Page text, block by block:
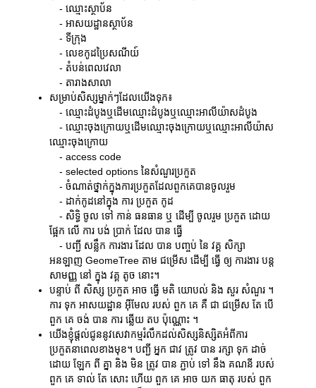
- ឈ្មោះស្ថាប័ន
- អាសយដ្ឋានស្ថាប័ន
- ទីក្រុង
- លេខកូដប្រៃសណីយ៍
- តំបន់ពេលវេលា
- តារាងសាលា
សម្រាប់សិស្សម្នាក់ៗដែលយើងទុក៖
- ឈ្មោះដំបូងឬដើមឈ្មោះដំបូងឬឈ្មោះអាលីយ៉ាសដំបូង
- ឈ្មោះចុងក្រោយឬដើមឈ្មោះចុងក្រោយឬឈ្មោះអាលីយ៉ាស
ឈ្មោះចុងក្រោយ
- access code
- selected options នៃសំណួរប្រកួត
- ចំណាត់ថ្នាក់ក្នុងការប្រកួតដែលពួកគេបានចូលរួម
- ដាក់កូដនៅក្នុង ការ ប្រកួត កូដ
- សិទ្ធិ ចូល ទៅ កាន់ ធនធាន ឬ ដើម្បី ចូលរួម ប្រកួត ដោយ
ផ្អែក លើ ការ បង់ ប្រាក់ ដែល បាន ធ្វើ
- បញ្ជី សន្លឹក ការងារ ដែល បាន បញ្ចប់ នៃ វគ្គ សិក្សា
អនឡាញ GeomeTree តាម ជម្រើស ដើម្បី ធ្វើ ឲ្យ ការងារ បន្ត
សាមញ្ញ នៅ ក្នុង វគ្គ តូច នោះ។
បន្ទាប់ ពី សិស្ស ប្រកួត អាច ធ្វើ មតិ យោបល់ និង សួរ សំណួរ ។
ការ ទុក អាសយដ្ឋាន អ៊ីមែល របស់ ពួក គេ គឺ ជា ជម្រើស តែ បើ
ពួក គេ ចង់ បាន ការ ឆ្លើយ តប ប៉ុណ្ណោះ ។
យើងខ្ញុំផ្តល់ជូននូវសេវាកម្មរំលឹកដល់សិស្សនិស្សិតអំពីការ
ប្រកួតនាពេលខាងមុខ។ បញ្ជី អ្នក ជាវ ត្រូវ បាន រក្សា ទុក ដាច់
ដោយ ឡែក ពី គ្នា និង មិន ត្រូវ បាន ភ្ជាប់ ទៅ នឹង គណនី របស់
ពួក គេ ទាល់ តែ សោះ ហើយ ពួក គេ អាច យក ធាតុ របស់ ពួក